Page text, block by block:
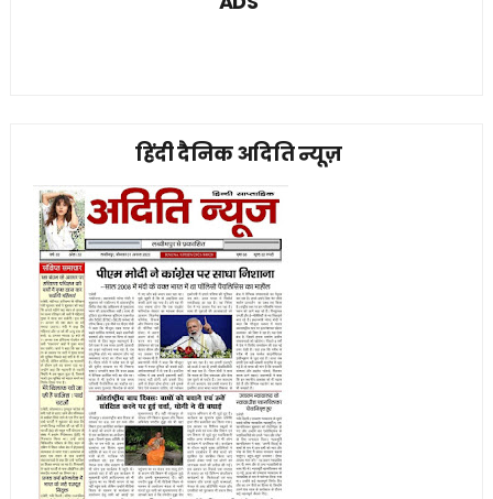
हिंदी दैनिक अदिति न्यूज़